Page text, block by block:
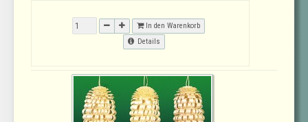
In den Warenkorb
Details